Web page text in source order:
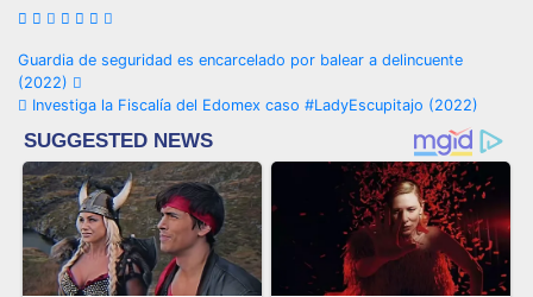
Navegación
de
entradas
Guardia de seguridad es encarcelado por balear a delincuente
(2022)
Investiga la Fiscalía del Edomex caso #LadyEscupitajo (2022)